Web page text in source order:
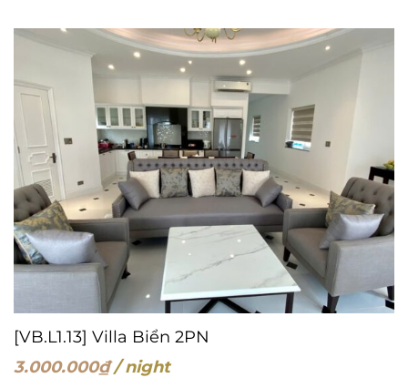
[VB.L1.13] Villa Biển 2PN
3.000.000₫/ night